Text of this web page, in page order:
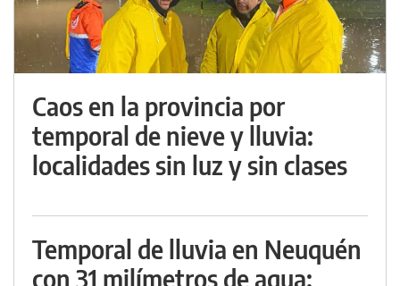
Caos en la provincia por
temporal de nieve y lluvia:
localidades sin luz y sin clases
Temporal de lluvia en Neuquén
con 31 milímetros de agua: